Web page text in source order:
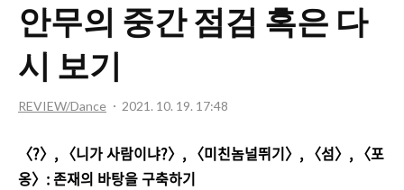
안무의 중간 점검 혹은 다
시 보기
REVIEW/Dance 2021. 10. 19. 17:48
〈?〉, 〈니가 사람이냐?〉, 〈미친놈널뛰기〉, 〈섬〉, 〈포
옹〉: 존재의 바탕을 구축하기